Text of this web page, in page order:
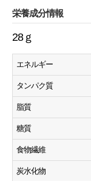
栄養成分情報
28ｇ
エネルギー
タンパク質
脂質
糖質
食物繊維
炭水化物